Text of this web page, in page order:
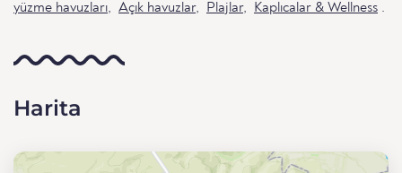
yüzme havuzları, Açık havuzlar, Plajlar, Kaplıcalar & Wellness .
Harita